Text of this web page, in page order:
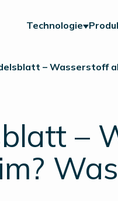
Technologie
– Wasserstoff
–